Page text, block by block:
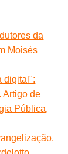
da
Moisés
digital":
Artigo de
Pública,